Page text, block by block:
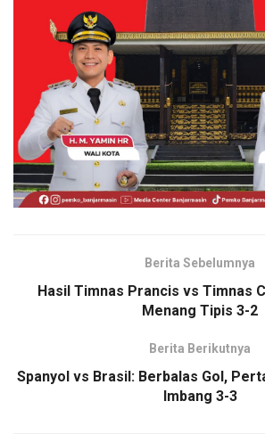
Berita Sebelumnya
Hasil Timnas Prancis vs Timnas
Menang Tipis 3-2
Berita Berikutnya
Spanyol vs Brasil: Berbalas Gol,
Imbang 3-3